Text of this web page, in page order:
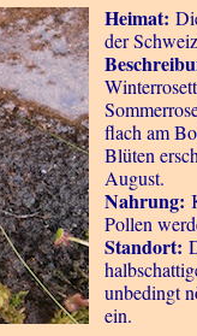
Heimat:
der
flach am
Blüten
August.
Nahrung:
Pollen
Standort:
unbedingt
ein.